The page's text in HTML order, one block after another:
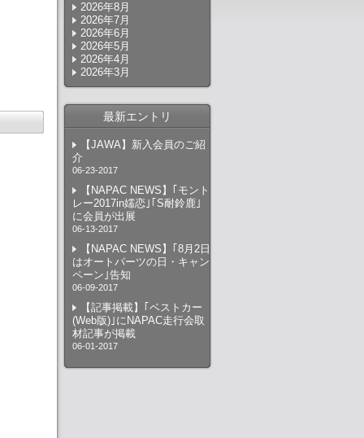
2026年8月
2026年7月
2026年6月
2026年5月
2026年4月
2026年3月
最新エントリ
【JAWA】新入会員のご紹
介
06-23-2017
【NAPAC NEWS】｢モント
レー2017in嬬恋｣｢S耐鈴鹿｣
に会員が出展
06-13-2017
【NAPAC NEWS】｢8月2日
はオートパーツの日・キャン
ペーン｣告知
06-09-2017
【記事掲載】｢ベストカー
(Web版)｣にNAPAC走行会取
材記事が掲載
06-01-2017